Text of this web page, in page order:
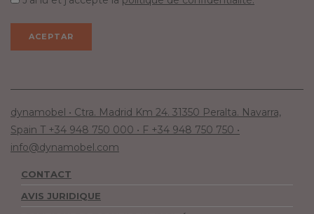
dynamobel • Ctra. Madrid Km 24. 31350 Peralta. Navarra,
Spain T +34 948 750 000 • F +34 948 750 750 •
info@dynamobel.com
CONTACT
AVIS JURIDIQUE